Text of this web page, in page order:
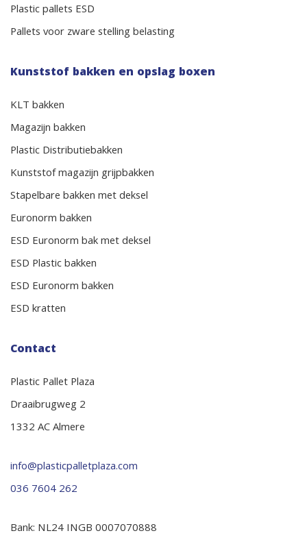
Plastic pallets ESD
Pallets voor zware stelling belasting
Kunststof bakken en opslag boxen
KLT bakken
Magazijn bakken
Plastic Distributiebakken
Kunststof magazijn grijpbakken
Stapelbare bakken met deksel
Euronorm bakken
ESD Euronorm bak met deksel
ESD Plastic bakken
ESD Euronorm bakken
ESD kratten
Contact
Plastic Pallet Plaza
Draaibrugweg 2
1332 AC Almere
info@plasticpalletplaza.com
036 7604 262
Bank: NL24 INGB 0007070888